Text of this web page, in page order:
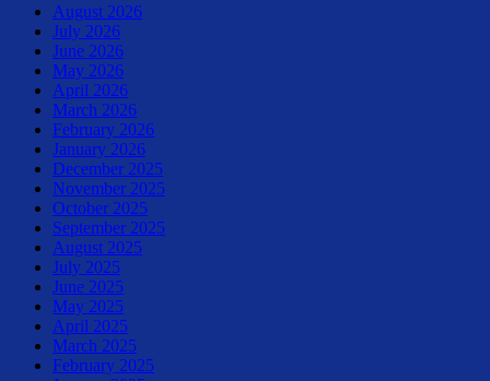
August 2026
July 2026
June 2026
May 2026
April 2026
March 2026
February 2026
January 2026
December 2025
November 2025
October 2025
September 2025
August 2025
July 2025
June 2025
May 2025
April 2025
March 2025
February 2025